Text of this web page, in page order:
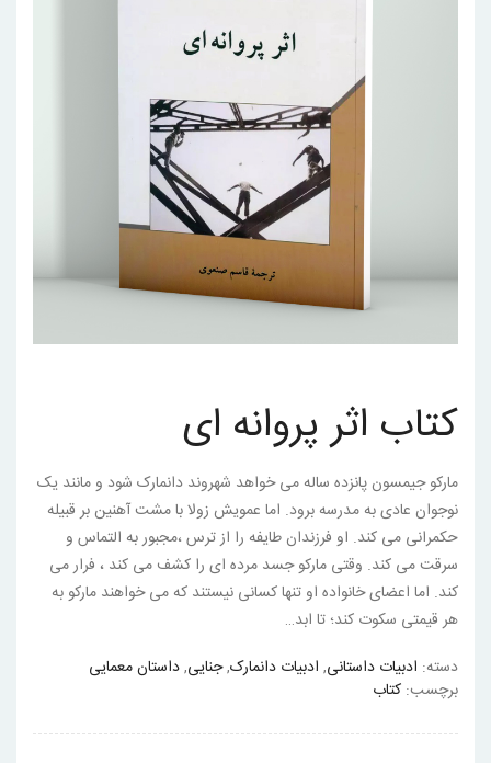
کتاب اثر پروانه ای
مارکو جیمسون پانزده ساله می خواهد شهروند دانمارک شود و مانند یک
نوجوان عادی به مدرسه برود. اما عمویش زولا با مشت آهنین بر قبیله
حکمرانی می کند. او فرزندان طایفه را از ترس ،مجبور به التماس و
سرقت می کند. وقتی مارکو جسد مرده ای را کشف می کند ، فرار می
کند. اما اعضای خانواده او تنها کسانی نیستند که می خواهند مارکو به
هر قیمتی سکوت کند؛ تا ابد…
دسته: ادبیات داستانی, ادبیات دانمارک,جنایی,داستان معمایی
برچسب: کتاب